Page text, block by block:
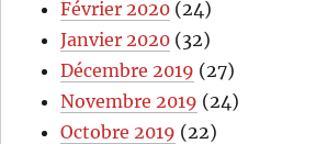
Février 2020 (24)
Janvier 2020 (32)
Décembre 2019 (27)
Novembre 2019 (24)
Octobre 2019 (22)